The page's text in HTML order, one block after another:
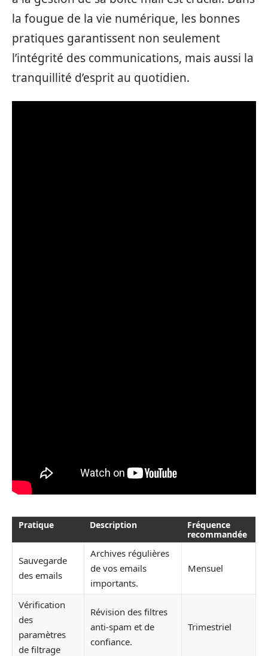
la fougue de la vie numérique, les bonnes
pratiques garantissent non seulement
l’intégrité des communications, mais aussi la
tranquillité d’esprit au quotidien.
Pratique Description
Fréquence
recommandée
Sauvegarde
des emails
Archives régulières
de vos emails
importants.
Mensuel
Vérification
des
paramètres
de filtrage
Révision des filtres
anti-spam et de
confiance.
Trimestriel